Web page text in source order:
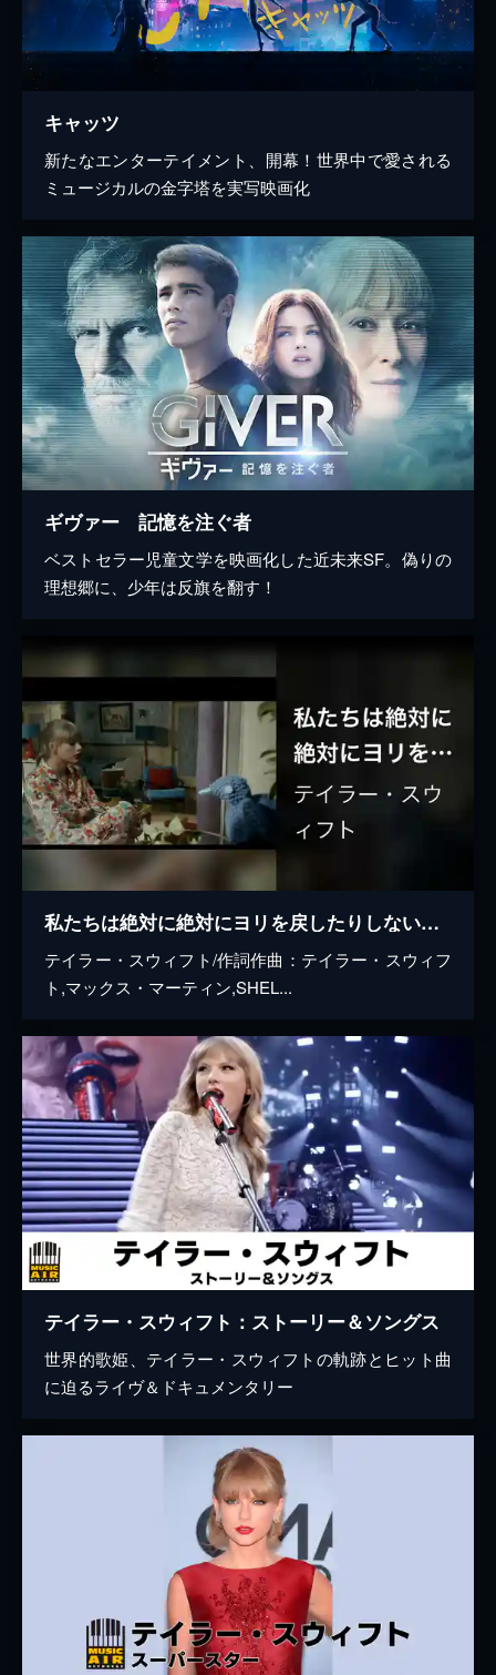
キャッツ
新たなエンターテイメント、開幕！世界中で愛される
ミュージカルの金字塔を実写映画化
ギヴァー 記憶を注ぐ者
ベストセラー児童文学を映画化した近未来SF。偽りの
理想郷に、少年は反旗を翻す！
私たちは絶対に絶対にヨリを戻したりしない～We Are Never Ever Getting Back Together
テイラー・スウィフト/作詞作曲：テイラー・スウィフ
ト,マックス・マーティン,SHEL...
テイラー・スウィフト：ストーリー＆ソングス
世界的歌姫、テイラー・スウィフトの軌跡とヒット曲
に迫るライヴ＆ドキュメンタリー